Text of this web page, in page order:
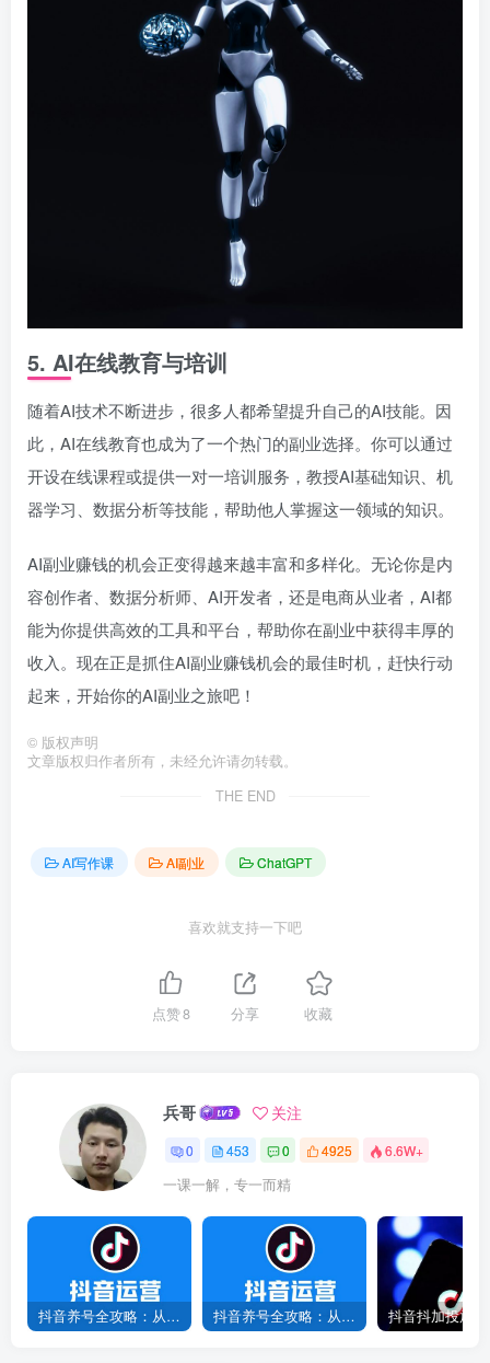
5. AI在线教育与培训
随着AI技术不断进步，很多人都希望提升自己的AI技能。因
此，AI在线教育也成为了一个热门的副业选择。你可以通过
开设在线课程或提供一对一培训服务，教授AI基础知识、机
器学习、数据分析等技能，帮助他人掌握这一领域的知识。
AI副业赚钱的机会正变得越来越丰富和多样化。无论你是内
容创作者、数据分析师、AI开发者，还是电商从业者，AI都
能为你提供高效的工具和平台，帮助你在副业中获得丰厚的
收入。现在正是抓住AI副业赚钱机会的最佳时机，赶快行动
起来，开始你的AI副业之旅吧！
© 版权声明
文章版权归作者所有，未经允许请勿转载。
THE END
AI写作课 AI副业 ChatGPT
喜欢就支持一下吧
点赞8 分享 收藏
兵哥 关注
0 453 0 4925 6.6W+
一课一解，专一而精
抖音养号全攻略：从0到1打造爆款账号，新手必看！ 抖音养号全攻略：从0到爆款，7天打造高权重账号！